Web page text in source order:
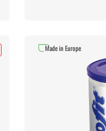
Made in Europe